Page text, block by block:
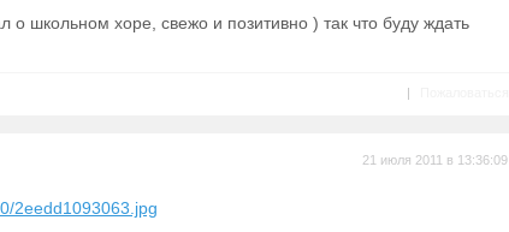
о школьном хоре, свежо и позитивно ) так что буду ждать
|
21 июля 2011 в 13:36:09
2eedd1093063.jpg